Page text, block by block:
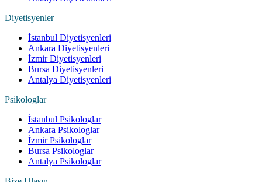
Diyetisyenler
İstanbul Diyetisyenleri
Ankara Diyetisyenleri
İzmir Diyetisyenleri
Bursa Diyetisyenleri
Antalya Diyetisyenleri
Psikologlar
İstanbul Psikologlar
Ankara Psikologlar
İzmir Psikologlar
Bursa Psikologlar
Antalya Psikologlar